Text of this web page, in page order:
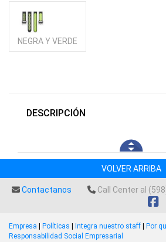
NEGRA Y VERDE
DESCRIPCIÓN
VOLVER ARRIBA
Contactanos Call Center al
Empresa | Políticas | Integra nuestro staff | Por
Responsabilidad Social Empresarial